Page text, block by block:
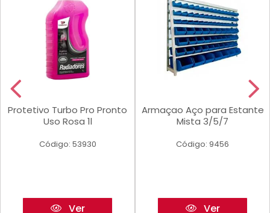
Protetivo Turbo Pro Pronto
Uso Rosa 1l
Código: 53930
Ver
Armaçao Aço para Estante
Mista 3/5/7
Código: 9456
Ver